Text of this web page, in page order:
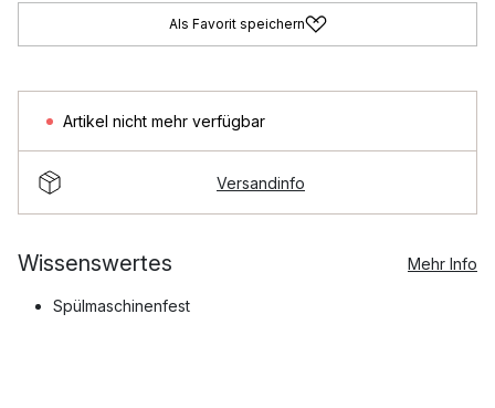
Als Favorit speichern
Artikel nicht mehr verfügbar
Versandinfo
Wissenswertes Mehr Info
Spülmaschinenfest